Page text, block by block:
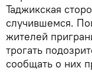
Таджикская
случившемся.
жителей
трогать
сообщать о них